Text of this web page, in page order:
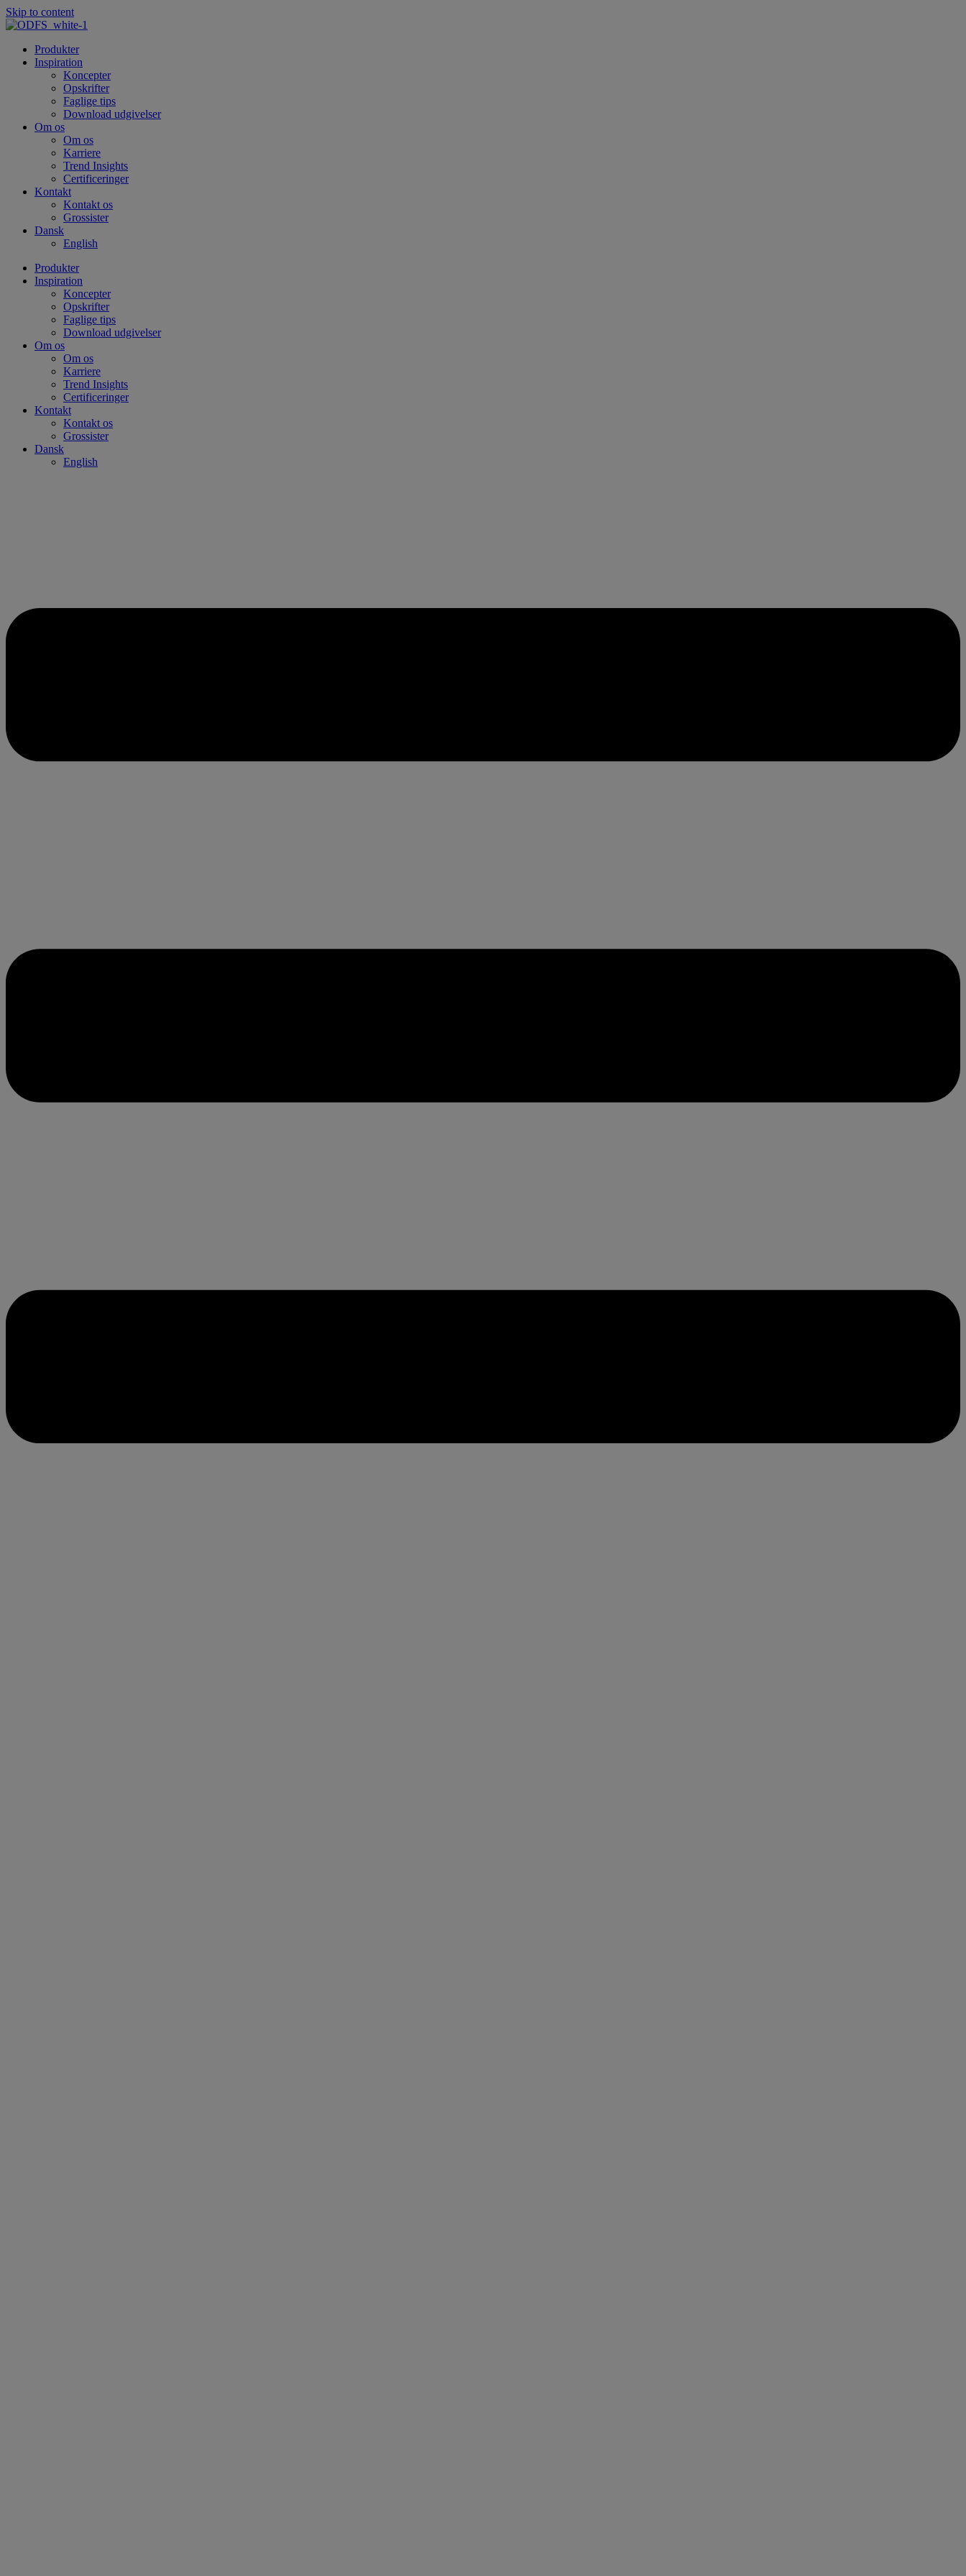
Skip to content
Produkter
Inspiration
Koncepter
Opskrifter
Faglige tips
Download udgivelser
Om os
Om os
Karriere
Trend Insights
Certificeringer
Kontakt
Kontakt os
Grossister
Dansk
English
Produkter
Inspiration
Koncepter
Opskrifter
Faglige tips
Download udgivelser
Om os
Om os
Karriere
Trend Insights
Certificeringer
Kontakt
Kontakt os
Grossister
Dansk
English